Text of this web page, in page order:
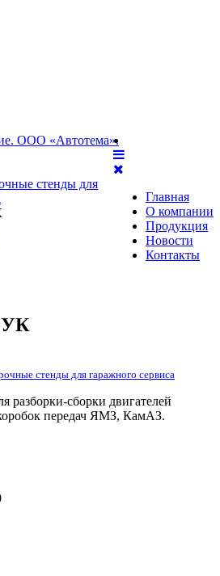
Главная
О компании
Продукция
Новости
Контакты
стенды для
УК
стенды для гаражного сервиса
разборки-сборки двигателей
передач ЯМЗ, КамАЗ.